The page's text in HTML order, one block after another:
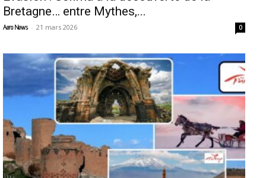
Bretagne… entre Mythes,...
Aero News - 21 mars 2026 0